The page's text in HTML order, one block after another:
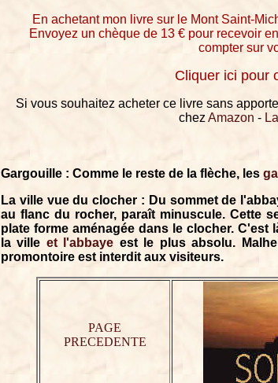
En achetant mon livre sur le Mont Saint-
Envoyez un chèque de 13 € pour recevoir
compter sur
Cliquer ici pour
Si vous souhaitez acheter ce livre sans
chez Amazon -
Gargouille : Comme le reste de la flèche, les
La ville vue du clocher : Du sommet de
au flanc du rocher, paraît minuscule. Cette
plate forme aménagée dans le clocher.
la ville et l'abbaye est le plus absolu.
promontoire est interdit aux visiteurs.
PAGE
PRECEDENTE